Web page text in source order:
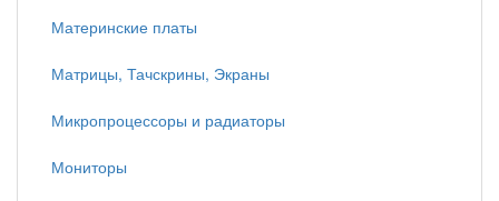
Материнские платы
Матрицы, Тачскрины, Экраны
Микропроцессоры и радиаторы
Мониторы